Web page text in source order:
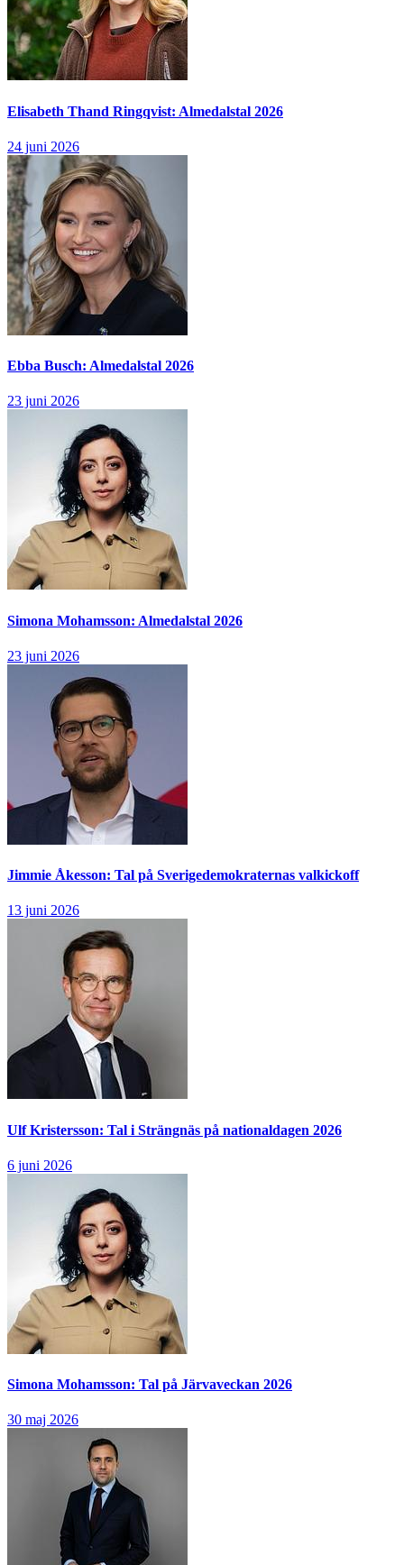
Elisabeth Thand Ringqvist: Almedalstal 2026
24 juni 2026
Ebba Busch: Almedalstal 2026
23 juni 2026
Simona Mohamsson: Almedalstal 2026
23 juni 2026
Jimmie Åkesson: Tal på Sverigedemokraternas valkickoff
13 juni 2026
Ulf Kristersson: Tal i Strängnäs på nationaldagen 2026
6 juni 2026
Simona Mohamsson: Tal på Järvaveckan 2026
30 maj 2026